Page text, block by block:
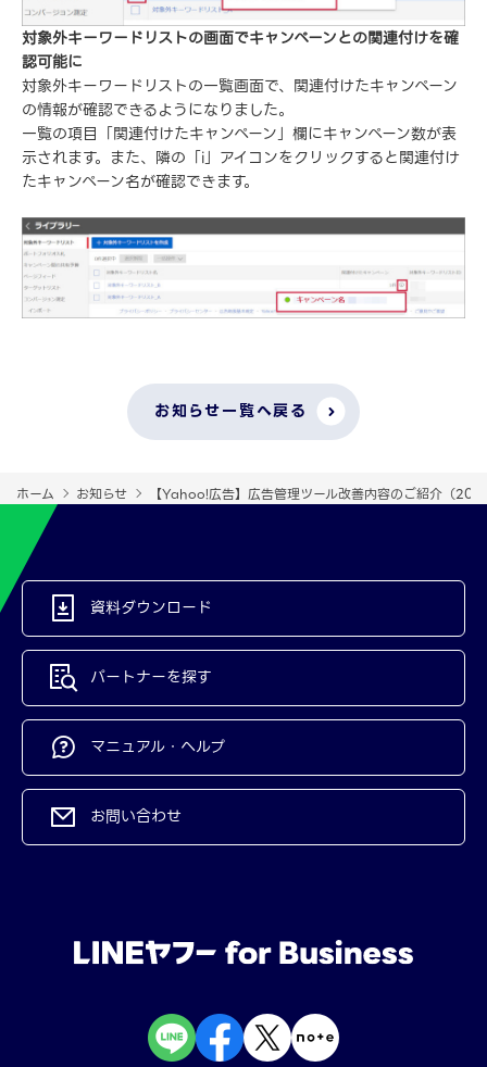
対象外キーワードリストの画面でキャンペーンとの関連付けを確
認可能に
対象外キーワードリストの一覧画面で、関連付けたキャンペーン
の情報が確認できるようになりました。
一覧の項目「関連付けたキャンペーン」欄にキャンペーン数が表
示されます。また、隣の「i」アイコンをクリックすると関連付け
たキャンペーン名が確認できます。
お知らせ一覧へ戻る
ホーム お知らせ 【Yahoo!広告】広告管理ツール改善内容のご紹介（
資料ダウンロード
パートナーを探す
マニュアル・ヘルプ
お問い合わせ